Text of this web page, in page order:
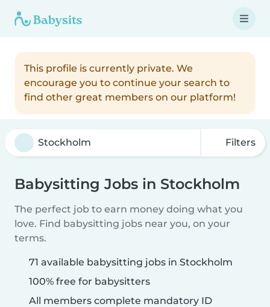
This profile is currently private. We
encourage you to continue your search to
find other great members on our platform!
Filters
Babysitting Jobs in Stockholm
The perfect job to earn money doing what you
love. Find babysitting jobs near you, on your
terms.
71 available babysitting jobs in Stockholm
100% free for babysitters
All members complete mandatory ID